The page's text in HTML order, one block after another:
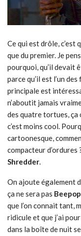
Ce qui est drôle, c’est
que du premier. Je
pourquoi, qu’il devait
parce qu’il est l’un
principale est
n’aboutit jamais
des quatre tortues, ça
c’est moins cool.
cartoonesque,
compacteur d’ordures
Shredder.
On ajoute également
ça ne sera pas Beepop
que l’on connait tant,
ridicule et que j’ai
dans la boîte de nuit